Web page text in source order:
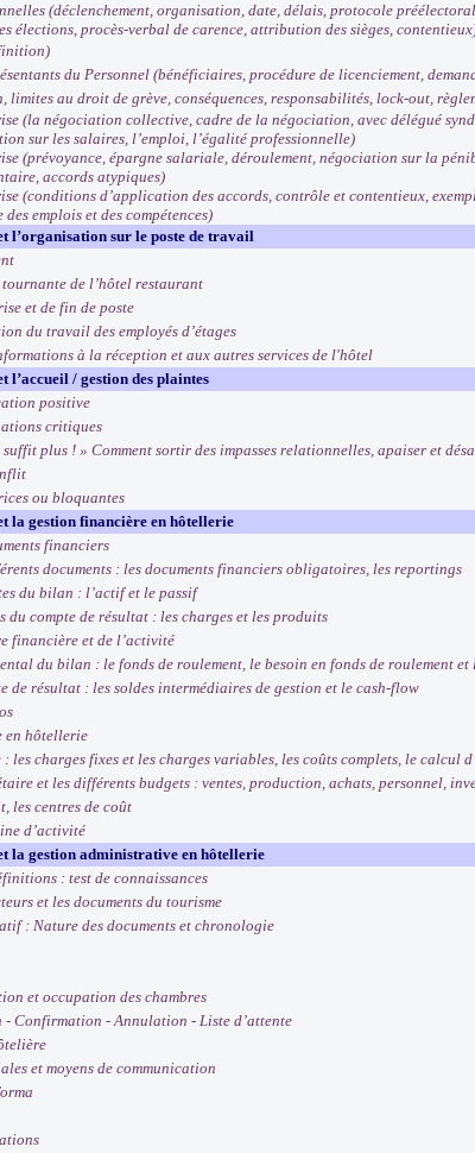
(déclenchement, organisation, date, délais, protocole
élections, procès-verbal de carence, attribution des sièges,
du Personnel (bénéficiaires, procédure de licenciement,
limites au droit de grève, conséquences, responsabilités, lock-out,
(la négociation collective, cadre de la négociation, avec délégué
sur les salaires, l’emploi, l’égalité professionnelle)
(prévoyance, épargne salariale, déroulement, négociation sur la
accords atypiques)
(conditions d’application des accords, contrôle et contentieux,
emplois et des compétences)
l’organisation sur le poste de travail
de l’hôtel restaurant
et de fin de poste
du travail des employés d’étages
à la réception et aux autres services de l'hôtel
l’accueil / gestion des plaintes
positive
critiques
plus ! » Comment sortir des impasses relationnelles, apaiser et
ou bloquantes
la gestion financière en hôtellerie
financiers
documents : les documents financiers obligatoires, les reportings
du bilan : l’actif et le passif
du compte de résultat : les charges et les produits
financière et de l’activité
du bilan : le fonds de roulement, le besoin en fonds de roulement
de résultat : les soldes intermédiaires de gestion et le cash-flow
en hôtellerie
les charges fixes et les charges variables, les coûts complets, le calcul
et les différents budgets : ventes, production, achats, personnel,
les centres de coût
d’activité
la gestion administrative en hôtellerie
: test de connaissances
et les documents du tourisme
: Nature des documents et chronologie
et occupation des chambres
Confirmation - Annulation - Liste d’attente
et moyens de communication